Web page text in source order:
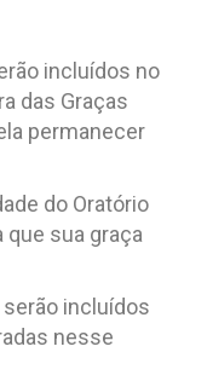
incluídos no
das Graças
permanecer
do Oratório
que sua graça
incluídos
nesse